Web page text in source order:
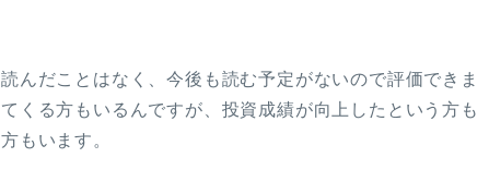
んだことはなく、今後も読む予定がないので評価できま
くる方もいるんですが、投資成績が向上したという方も
もいます。